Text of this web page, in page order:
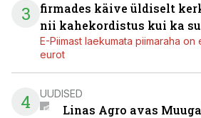
3
firmades käive üldiselt
nii kahekordistus kui ka
E-Piimast laekumata piimaraha on
eurot
4 UUDISED
Linas Agro avas